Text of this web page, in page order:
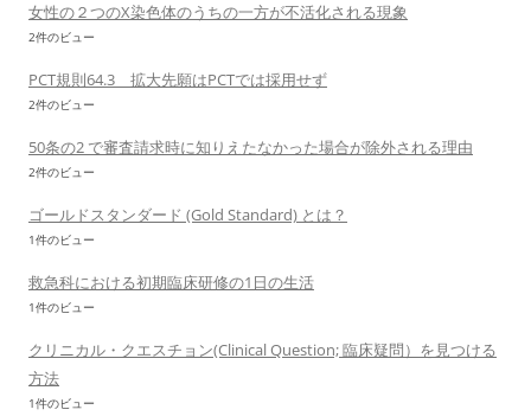
女性の２つのX染色体のうちの一方が不活化される現象
2件のビュー
PCT規則64.3 拡大先願はPCTでは採用せず
2件のビュー
50条の2 で審査請求時に知りえたなかった場合が除外される理由
2件のビュー
ゴールドスタンダード (Gold Standard) とは？
1件のビュー
救急科における初期臨床研修の1日の生活
1件のビュー
クリニカル・クエスチョン(Clinical Question; 臨床疑問）を見つける
方法
1件のビュー